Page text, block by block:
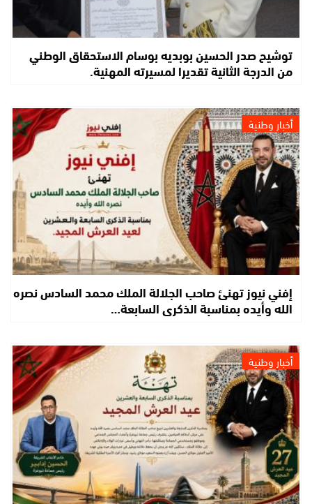
توشيح صدر الحسين بوبديه بوسام الاستحقاق الوطني
من الدرجة الثانية تقديرا لمسيرته المهنية.
أخبار وطنية
إفني نيوز تهنئ صاحب الجلالة الملك محمد السادس نصره
الله وأيده بمناسبة الذكرى السابعة…
أخبار وطنية